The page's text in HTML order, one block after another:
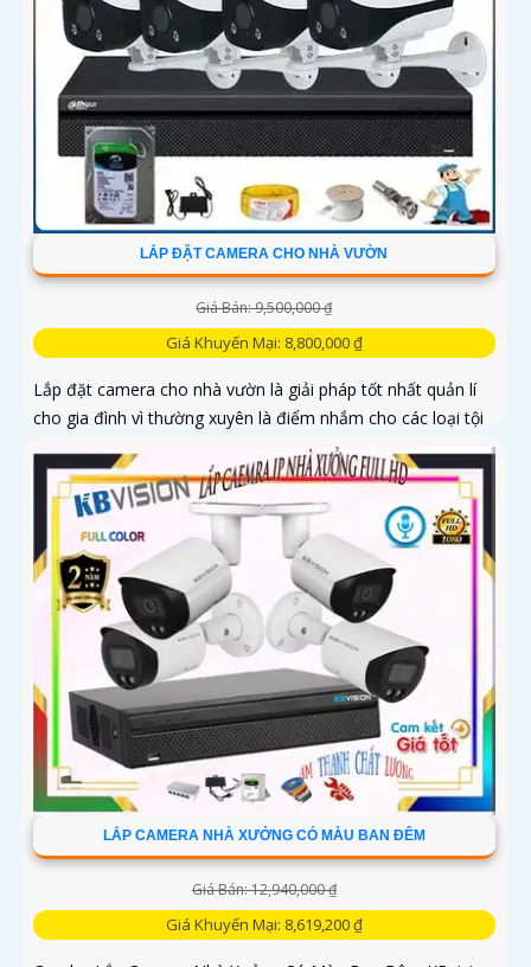
LẮP ĐẶT CAMERA CHO NHÀ VƯỜN
Giá Bán: 9,500,000 ₫
Giá Khuyến Mại: 8,800,000 ₫
Lắp đặt camera cho nhà vườn là giải pháp tốt nhất quản lí
cho gia đình vì thường xuyên là điểm nhắm cho các loại tội
phạm dòm ngó và nẩy sinh những vấn đề trộm cắp cướp
của thậm chí.
LẮP CAMERA NHÀ XƯỞNG CÓ MÀU BAN ĐÊM
Giá Bán: 12,940,000 ₫
Giá Khuyến Mại: 8,619,200 ₫